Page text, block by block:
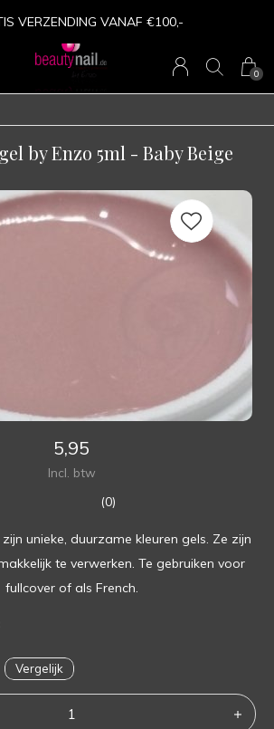
0
VERZENDING VANAF €100,-
by Enzo 5ml - Baby Beige
5,95
Incl. btw
(0)
unieke, duurzame kleuren gels. Ze zijn
te verwerken. Te gebruiken voor
fullcover of als French.
Vergelijk